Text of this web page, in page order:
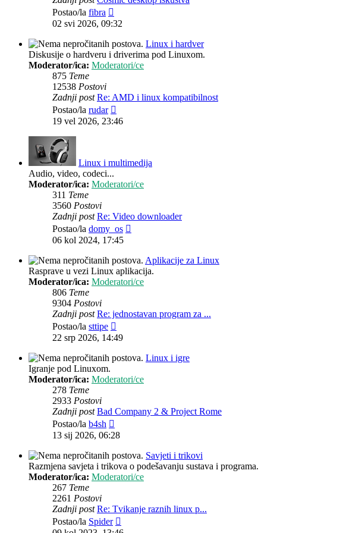
Postao/la fibra
post
02 svi 2026, 09:32
Linux i hardver
Diskusije o hardveru i driverima pod Linuxom.
Moderator/ica: Moderatori/ce
875 Teme
12538 Postovi
Zadnji post Re: AMD i linux kompatibilnost
Postao/la rudar
post
19 vel 2026, 23:46
Linux i multimedija
Audio, video, codeci...
Moderator/ica: Moderatori/ce
311 Teme
3560 Postovi
Zadnji post Re: Video downloader
Postao/la domy_os
06 kol 2024, 17:45
Aplikacije za Linux
Rasprave u vezi Linux aplikacija.
Moderator/ica: Moderatori/ce
806 Teme
9304 Postovi
Zadnji post Re: jednostavan program za ...
Postao/la sttipe
post
22 srp 2026, 14:49
Linux i igre
Igranje pod Linuxom.
Moderator/ica: Moderatori/ce
278 Teme
2933 Postovi
Zadnji post Bad Company 2 & Project Rome
Postao/la b4sh
post
13 sij 2026, 06:28
Savjeti i trikovi
Razmjena savjeta i trikova o podešavanju sustava i programa.
Moderator/ica: Moderatori/ce
267 Teme
2261 Postovi
Zadnji post Re: Tvikanje raznih linux p...
Postao/la Spider
post